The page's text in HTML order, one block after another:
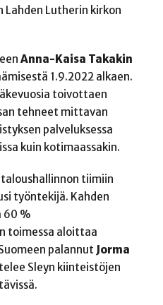
Lahden Lutherin kirkon
Anna-Kaisa Takakin
1.9.2022 alkaen.
toivottaen
tehneet mittavan
palveluksessa
kuin kotimaassakin.
tiimiin
työntekijä. Kahden
60 %
toimessa aloittaa
palannut Jorma
Sleyn kiinteistöjen